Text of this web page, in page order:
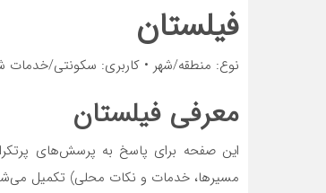
فیلستان
نوع: منطقه/شهر • کاربری: سکونتی/خدمات
معرفی فیلستان
این صفحه برای پاسخ به پرسش‌های پرتکرار
مسیرها، خدمات و نکات محلی) تکمیل